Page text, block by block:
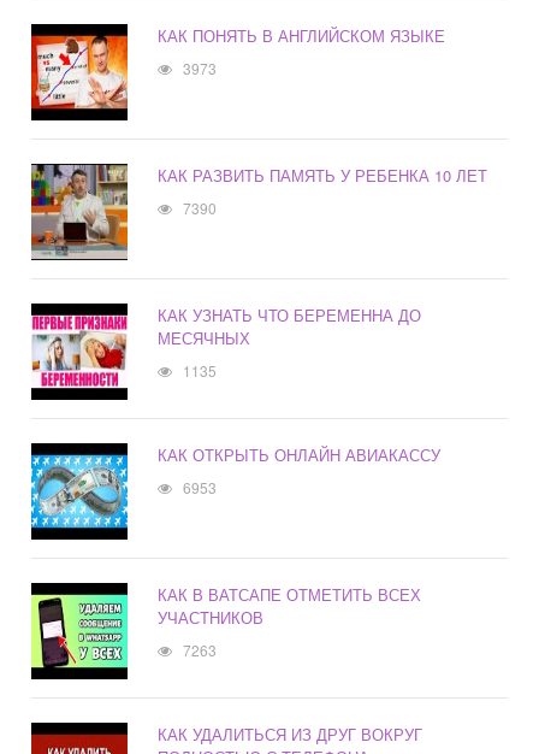
КАК ПОНЯТЬ В АНГЛИЙСКОМ ЯЗЫКЕ
3973
КАК РАЗВИТЬ ПАМЯТЬ У РЕБЕНКА 10 ЛЕТ
7390
КАК УЗНАТЬ ЧТО БЕРЕМЕННА ДО
МЕСЯЧНЫХ
1135
КАК ОТКРЫТЬ ОНЛАЙН АВИАКАССУ
6953
КАК В ВАТСАПЕ ОТМЕТИТЬ ВСЕХ
УЧАСТНИКОВ
7263
КАК УДАЛИТЬСЯ ИЗ ДРУГ ВОКРУГ